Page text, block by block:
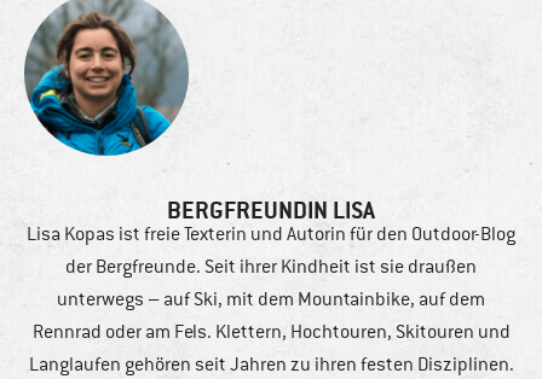
BERGFREUNDIN LISA
Lisa Kopas ist freie Texterin und Autorin für den Outdoor-Blog
der Bergfreunde. Seit ihrer Kindheit ist sie draußen
unterwegs – auf Ski, mit dem Mountainbike, auf dem
Rennrad oder am Fels. Klettern, Hochtouren, Skitouren und
Langlaufen gehören seit Jahren zu ihren festen Disziplinen.